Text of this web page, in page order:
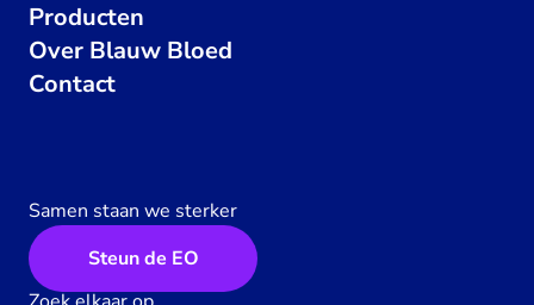
Producten
Over Blauw Bloed
Contact
Samen staan we sterker
Steun de EO